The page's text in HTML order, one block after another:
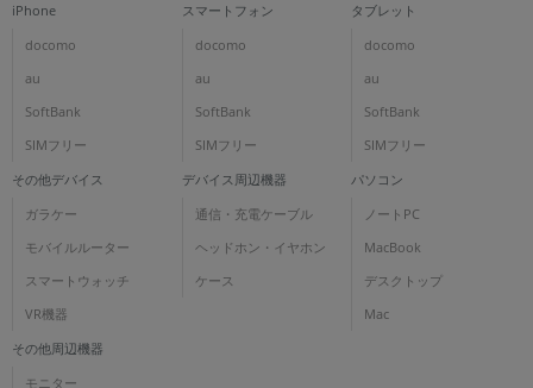
iPhone
docomo
au
SoftBank
SIMフリー
スマートフォン
docomo
au
SoftBank
SIMフリー
タブレット
docomo
au
SoftBank
SIMフリー
その他デバイス
ガラケー
モバイルルーター
スマートウォッチ
VR機器
デバイス周辺機器
通信・充電ケーブル
ヘッドホン・イヤホン
ケース
パソコン
ノートPC
MacBook
デスクトップ
Mac
その他周辺機器
モニター